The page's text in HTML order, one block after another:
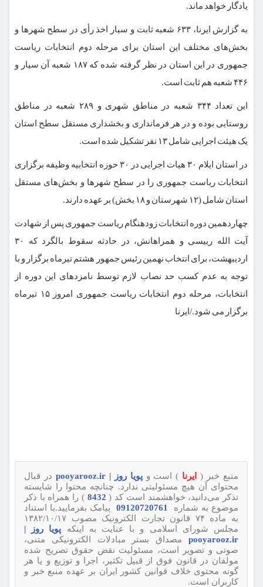
یادگار خواهد ماند.
به گزارش ایرنا، ۶۳۳ شعبه ثابت و سیار اخذ رأی در سطح شهرها و
بخش‌های مختلف این استان برای مرحله دوم انتخابات ریاست
جمهوری در این استان در نظر گرفته شده که ۱۸۷ شعبه آن سیار و
۴۴۶ شعبه هم ثابت است.
این تعداد ۳۴۴ شعبه در مناطق شهری و ۲۸۹ شعبه در مناطق
روستایی بوده و در هر فرمانداری و بخشداری مستقل سطح استان
یک هیئت اجرایی شامل ۱۳ نفر تشکیل شده است.
در استان ایلام ۳۰ هیات اجرایی در ۳۰ حوزه انتخابیه وظیفه برگزاری
انتخابات ریاست جمهوری را در سطح شهرها و بخش‌های مستقل
استان شامل (۱۲ شهرستان و ۱۸ بخش) بر عهده دارند.
چهاردهمین دوره انتخابات زودهنگام ریاست جمهوری پس از شهادت
آیت الله رییسی و همراهانش، در حادثه سقوط بالگرد که ۳۰
اردیبهشت، برای انتخاب نهمین رئیس جمهور هشتم تیرماه برگزار و با
توجه به عدم کسب حد نصاب لازم توسط نامزدهای این دوره از
انتخابات، مرحله دوم انتخابات ریاست جمهوری امروز ۱۵ تیرماه
برگزار می شود./ایرنا
منبع خبر ( ایرنا ) است وپویا روز | pooyarooz.ir
در قبال
محتوای آن هیچ مسئولیتی ندارد. چنانچه محتوا را شایسته
تذکر می‌دانید، خواهشمند است کد (8432
) را همراه با ذکر
موضوع به شماره
پیامک بفرمایید.با استناد
به ماده ۷۴ قانون تجارت الکترونیک مصوب ۱۳۸۲/۱۰/۱۷
مجلس شورای اسلامی و با عنایت به اینکه پویا روز |
pooyarooz.ir مصداق بستر مبادلات الکترونیکی متنی،
صوتی و تصویر است، مسئولیت نقض حقوق تصریح شده
مولفان در قانون فوق از قبیل تکثیر، اجرا و توزیع و یا هر
گونه محتوی خلاف قوانین کشور ایران بر عهده منبع خبر و
کاربران است.